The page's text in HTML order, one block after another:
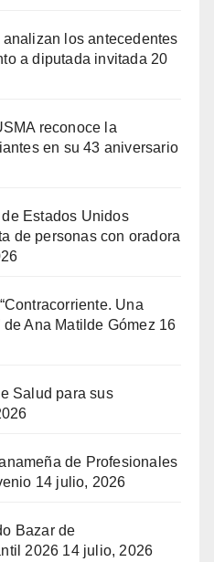
los antecedentes
a diputada invitada 20
reconoce la
en su 43 aniversario
Estados Unidos
de personas con oradora
Una
Ana Matilde Gómez 16
Salud para sus
de Profesionales
14 julio, 2026
Bazar de
2026 14 julio, 2026